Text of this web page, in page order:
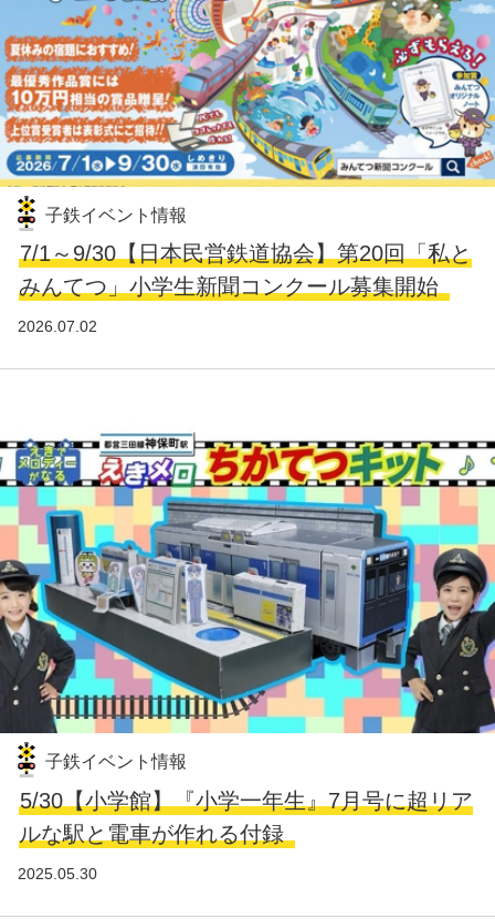
子鉄イベント情報
7/1～9/30【日本民営鉄道協会】第20回「私と
みんてつ」小学生新聞コンクール募集開始
2026.07.02
子鉄イベント情報
5/30【小学館】『小学一年生』7月号に超リア
ルな駅と電車が作れる付録
2025.05.30